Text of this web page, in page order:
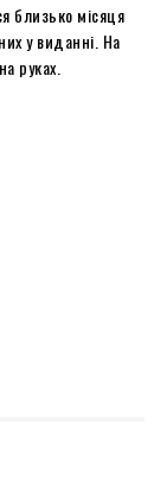
близько місяця
у виданні. На
руках.